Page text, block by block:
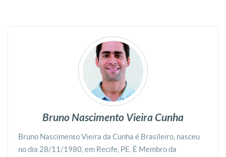
Bruno Nascimento Vieira Cunha
Bruno Nascimento Vieira da Cunha é Brasileiro, nasceu
no dia 28/11/1980, em Recife, PE. É Membro da